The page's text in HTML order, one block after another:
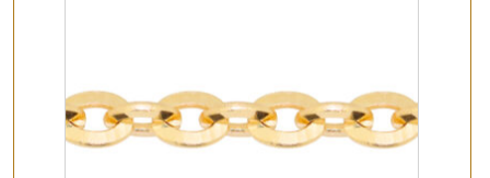
* 你的名字
公司名稱